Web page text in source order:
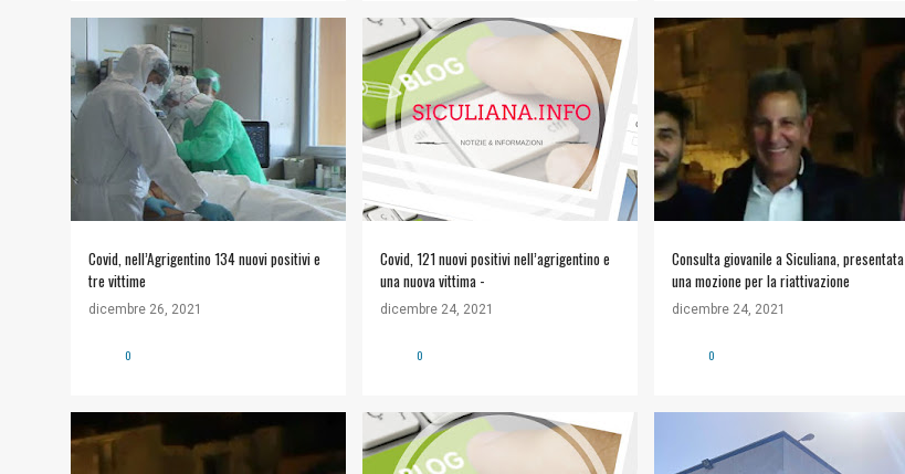
Covid, nell’Agrigentino 134 nuovi positivi e
tre vittime
dicembre 26, 2021
0
Covid, 121 nuovi positivi nell’agrigentino e
una nuova vittima -
GrandangoloAgrigento.it
dicembre 24, 2021
0
Consulta giovanile a Siculiana, presentata
una mozione per la riattivazione
dicembre 24, 2021
0